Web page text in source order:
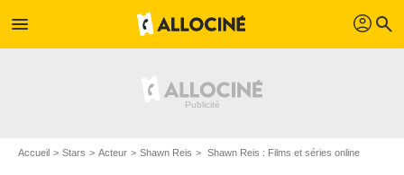
menu profil search
Accueil Stars Acteur Shawn Reis Shawn Reis : Films et séries online